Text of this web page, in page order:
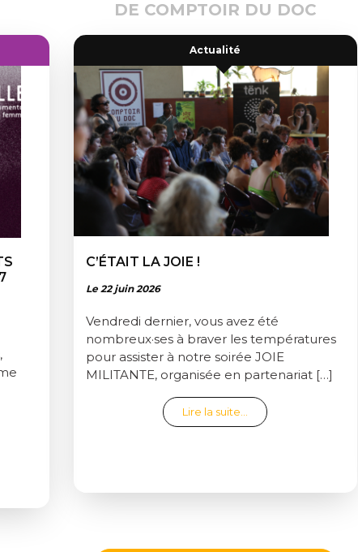
DE COMPTOIR DU DOC
À FILMS LONGS ET COURTS POUR LE FESTIVAL RÉ·ELLES 2027
Actualité
C’ÉTAIT LA JOIE !
Le 22 juin 2026
Vendredi dernier, vous avez été
nombreux·ses à braver les températures
pour assister à notre soirée JOIE
MILITANTE, organisée en partenariat […]
Lire la suite… from C’était la joie !